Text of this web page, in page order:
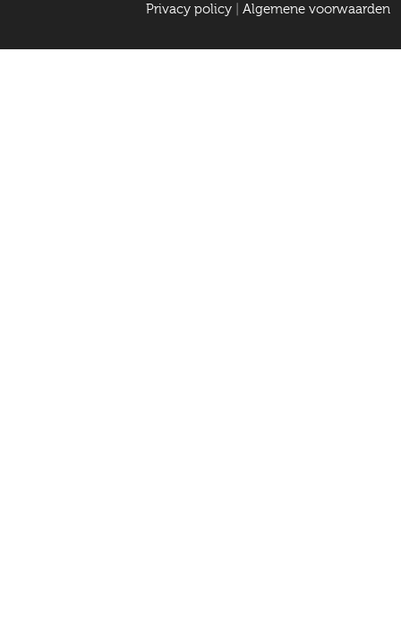
Privacy policy Algemene voorwaarden